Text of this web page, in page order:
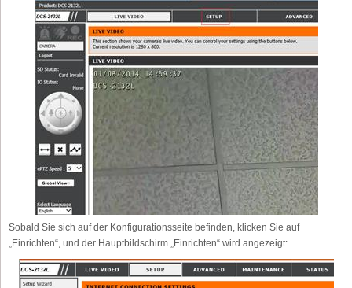
Sobald Sie sich auf der Konfigurationsseite befinden, klicken Sie auf
„Einrichten“, und der Hauptbildschirm „Einrichten“ wird angezeigt: